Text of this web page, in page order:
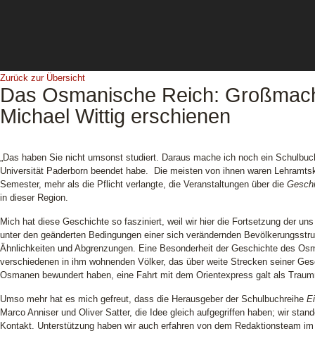
Zurück zur Übersicht
Das Osmanische Reich:
Michael Wittig erschienen
„Das haben Sie nicht umsonst studiert. Daraus mache ich noch ein
Universität Paderborn beendet habe. Die meisten von ihnen waren
Semester, mehr als die Pflicht verlangte, die Veranstaltungen über die
in dieser Region.
Mich hat diese Geschichte so fasziniert, weil wir hier die Fortsetzung der
unter den geänderten Bedingungen einer sich verändernden
Ähnlichkeiten und Abgrenzungen. Eine Besonderheit der Geschichte des
verschiedenen in ihm wohnenden Völker, das über weite Strecken seiner
Osmanen bewundert haben, eine Fahrt mit dem Orientexpress galt als
Umso mehr hat es mich gefreut, dass die Herausgeber der Schulbuchreihe
Marco Anniser und Oliver Satter, die Idee gleich aufgegriffen haben; wir
Kontakt. Unterstützung haben wir auch erfahren von dem Redaktionsteam